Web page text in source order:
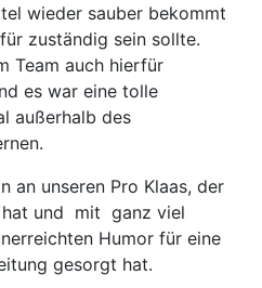
wieder sauber bekommt
zuständig sein sollte.
Team auch hierfür
es war eine tolle
außerhalb des
an unseren Pro Klaas, der
und mit ganz viel
Humor für eine
gesorgt hat.